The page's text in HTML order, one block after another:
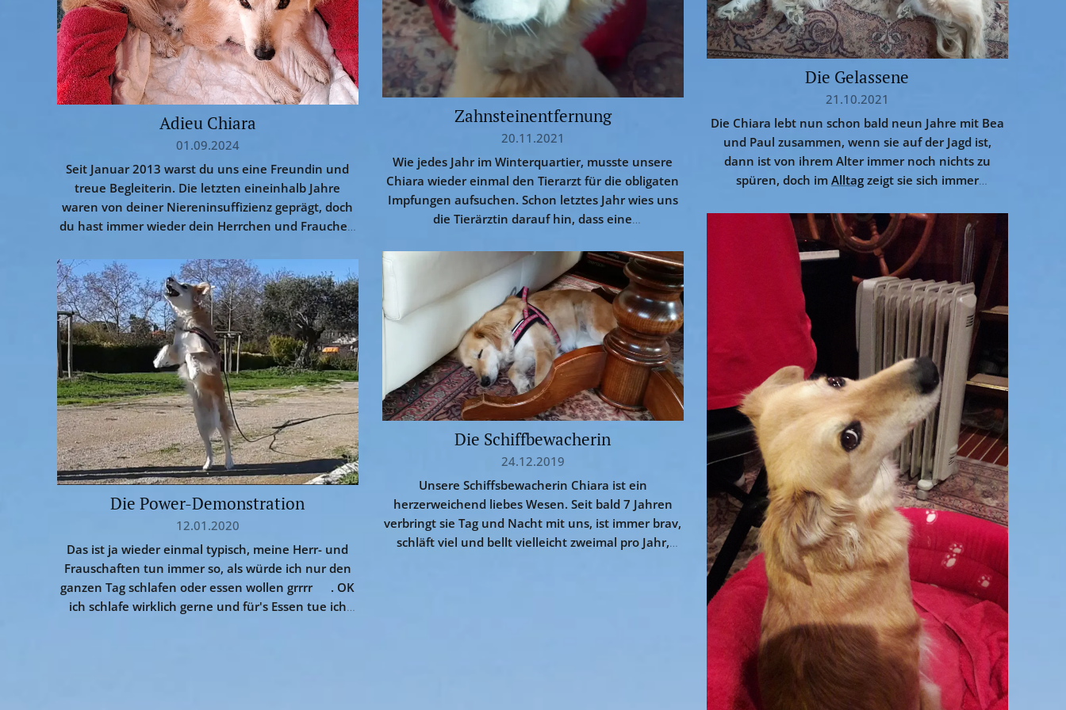
Adieu Chiara
01.09.2024
Seit Januar 2013 warst du uns eine Freundin und
treue Begleiterin. Die letzten eineinhalb Jahre
waren von deiner Niereninsuffizienz geprägt, doch
du hast immer wieder dein Herrchen und Frauchen
dich, denn dein Platz an unserer Seite bleibt jetzt
leer, auf immer. Als du vor über elf Jahren zu uns...
Zahnsteinentfernung
20.11.2021
Wie jedes Jahr im Winterquartier, musste unsere
Chiara wieder einmal den Tierarzt für die obligaten
Impfungen aufsuchen. Schon letztes Jahr wies uns
die Tierärztin darauf hin, dass eine
könnte. Da die Bea und der Paul wenig
Begeisterung für eine Vollnarkose aufbringen
können, versuchten sie...
Die Gelassene
21.10.2021
Die Chiara lebt nun schon bald neun Jahre mit Bea
und Paul zusammen, wenn sie auf der Jagd ist,
dann ist von ihrem Alter immer noch nichts zu
spüren, doch im Alltagzeigt sie sich immer
wieder los- oder wann sie zu Ende geht, einzig die
unsäglich
kranken Jäger , die...
Die Power-Demonstration
12.01.2020
Das ist ja wieder einmal typisch, meine Herr- und
Frauschaften tun immer so, als würde ich nur den
ganzen Tag schlafen oder essen wollen grrrr 🤔. OK
ich schlafe wirklich gerne und für's Essen tue ich
Die Schiffbewacherin
24.12.2019
Unsere Schiffsbewacherin Chiara ist ein
herzerweichend liebes Wesen. Seit bald 7 Jahren
verbringt sie Tag und Nacht mit uns, ist immer brav,
schläft viel und bellt vielleicht zweimal pro Jahr,